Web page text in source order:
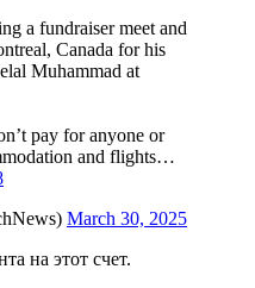
a fundraiser meet and
Canada for his
Muhammad at
pay for anyone or
and flights…
March 30, 2025
на этот счет.